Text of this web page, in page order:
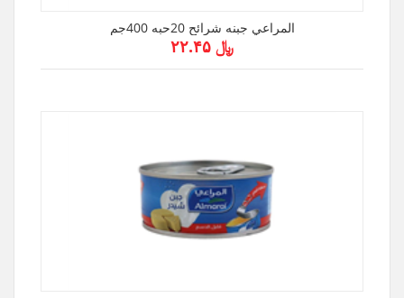
المراعي جبنه شرائح 20حبه 400جم
﷼ ۲۲.۴۵